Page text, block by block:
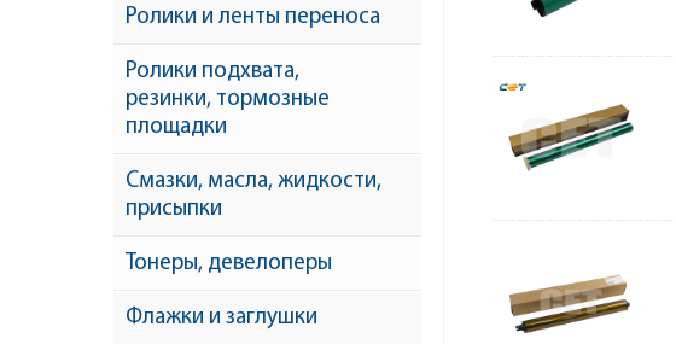
Ролики и ленты переноса
Ролики подхвата,
резинки, тормозные
площадки
Смазки, масла, жидкости,
присыпки
Тонеры, девелоперы
Флажки и заглушки